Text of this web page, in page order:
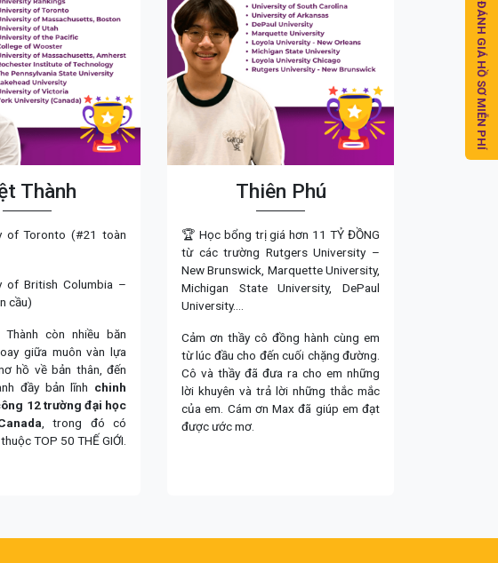
Thành
of Toronto (#21 toàn
of British Columbia –
cầu)
còn nhiều băn
giữa muôn vàn lựa
hồ về bản thân, đến
đầy bản lĩnh chinh
12 trường đại học
, trong đó có
TOP 50 THẾ GIỚI.
Thiên Phú
🏆 Học bổng trị giá hơn 11 TỶ ĐỒNG
từ các trường Rutgers University –
New Brunswick, Marquette University,
Michigan State University, DePaul
University....
Cảm ơn thầy cô đồng hành cùng em
từ lúc đầu cho đến cuối chặng đường.
Cô và thầy đã đưa ra cho em những
lời khuyên và trả lời những thắc mắc
của em. Cám ơn Max đã giúp em đạt
được ước mơ.
ĐÁNH GIÁ HỒ SƠ MIỄN PHÍ